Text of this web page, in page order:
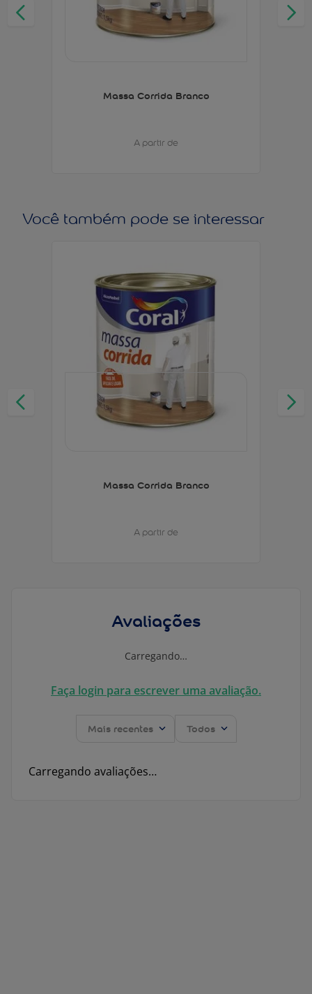
Massa Corrida Branco
A partir de
Você também pode se interessar
Massa Corrida Branco
A partir de
Avaliações
Carregando…
Faça login para escrever uma avaliação.
Mais recentes Todos
Carregando avaliações…